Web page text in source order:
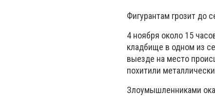
Фигурантам грозит до
4 ноября около 15
кладбище в одном из
выезде на место
похитили
Злоумышленниками